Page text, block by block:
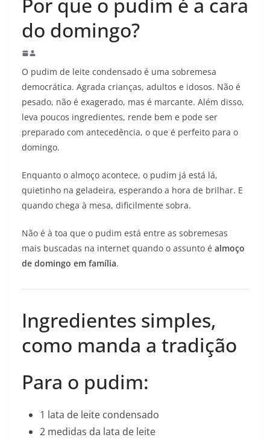
Por que o pudim é a cara
do domingo?
O pudim de leite condensado é uma sobremesa
democrática. Agrada crianças, adultos e idosos. Não é
pesado, não é exagerado, mas é marcante. Além disso,
leva poucos ingredientes, rende bem e pode ser
preparado com antecedência, o que é perfeito para o
domingo.
Enquanto o almoço acontece, o pudim já está lá,
quietinho na geladeira, esperando a hora de brilhar. E
quando chega à mesa, dificilmente sobra.
Não é à toa que o pudim está entre as sobremesas
mais buscadas na internet quando o assunto é almoço
de domingo em família.
Ingredientes simples,
como manda a tradição
Para o pudim:
1 lata de leite condensado
2 medidas da lata de leite